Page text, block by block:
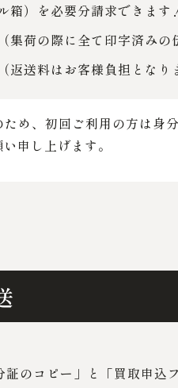
箱）を必要分請求できま
集荷の際に全て印字済み
返送料はお客様負担となり
め、初回ご利用の方は身
申し上げます。
のコピー」と「買取申込